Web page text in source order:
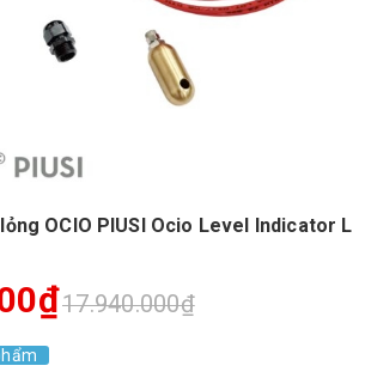
OCIO PIUSI Ocio Level Indicator L
17.940.000₫